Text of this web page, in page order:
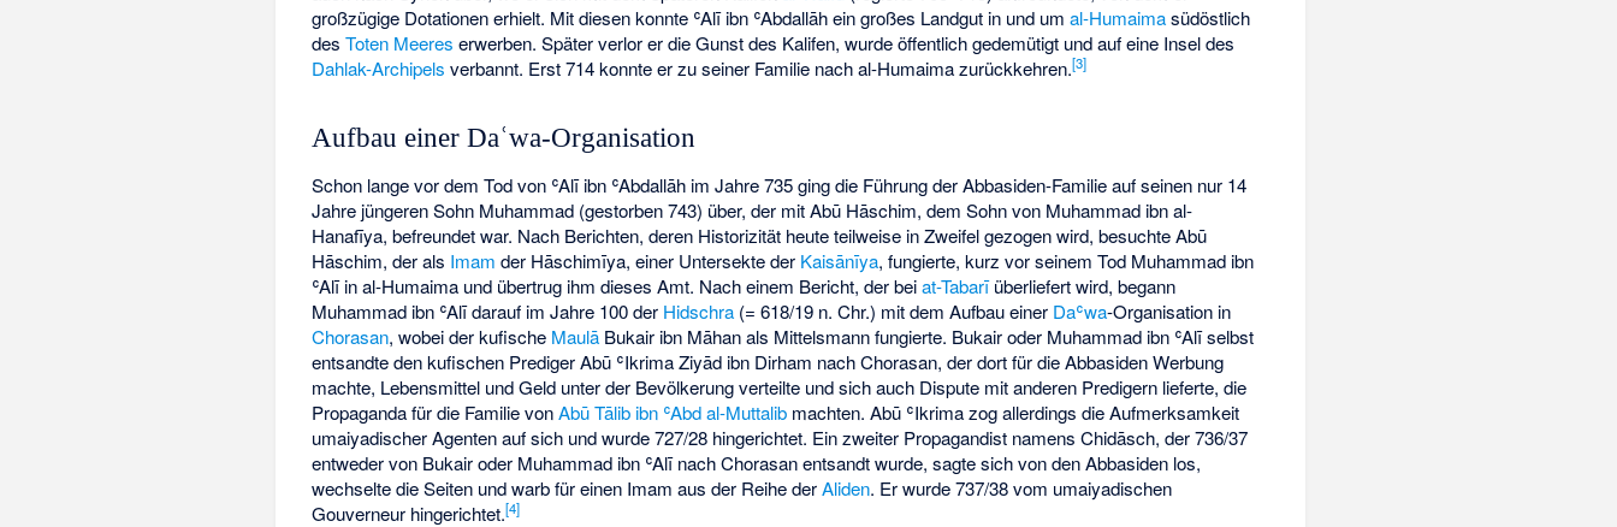
großzügige Dotationen erhielt. Mit diesen konnte ʿAlī ibn ʿAbdallāh ein großes Landgut in und umal-Humaimasüdöstlich
desToten Meeres erwerben. Später verlor er die Gunst des Kalifen, wurde öffentlich gedemütigt und auf eine Insel des
Dahlak-Archipels verbannt. Erst 714 konnte er zu seiner Familie nach al-Humaima zurückkehren.[3]
Aufbau einer Daʿwa-Organisation
Schon lange vor dem Tod von ʿAlī ibn ʿAbdallāh im Jahre 735 ging die Führung der Abbasiden-Familie auf seinen nur 14
Jahre jüngeren Sohn Muhammad (gestorben 743) über, der mit Abū Hāschim, dem Sohn von Muhammad ibn al-
Hanafīya, befreundet war. Nach Berichten, deren Historizität heute teilweise in Zweifel gezogen wird, besuchte Abū
Hāschim, der als Imam der Hāschimīya, einer Untersekte der Kaisānīya, fungierte, kurz vor seinem Tod Muhammad ibn
ʿAlī in al-Humaima und übertrug ihm dieses Amt. Nach einem Bericht, der beiat-Tabarīüberliefert wird, begann
Muhammad ibn ʿAlī darauf im Jahre 100 der Hidschra (= 618/19 n. Chr.) mit dem Aufbau einer Daʿwa-Organisation in
Chorasan, wobei der kufische Maulā Bukair ibn Māhan als Mittelsmann fungierte. Bukair oder Muhammad ibn ʿAlī selbst
entsandte den kufischen Prediger Abū ʿIkrima Ziyād ibn Dirham nach Chorasan, der dort für die Abbasiden Werbung
machte, Lebensmittel und Geld unter der Bevölkerung verteilte und sich auch Dispute mit anderen Predigern lieferte, die
Propaganda für die Familie vonAbū Tālib ibn ʿAbd al-Muttalib machten. Abū ʿIkrima zog allerdings die Aufmerksamkeit
umaiyadischer Agenten auf sich und wurde 727/28 hingerichtet. Ein zweiter Propagandist namens Chidāsch, der 736/37
entweder von Bukair oder Muhammad ibn ʿAlī nach Chorasan entsandt wurde, sagte sich von den Abbasiden los,
wechselte die Seiten und warb für einen Imam aus der Reihe derAliden. Er wurde 737/38 vom umaiyadischen
Gouverneur hingerichtet.[4]